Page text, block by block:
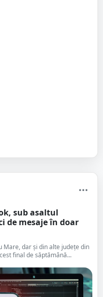
sub asaltul
de mesaje în doar
Mare, dar și din alte județe din
final de săptămână...